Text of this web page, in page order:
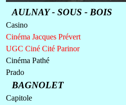
AULNAY - SOUS - BOIS
Casino
Cinéma Jacques Prévert
UGC Ciné Cité Parinor
Cinéma Pathé
Prado
BAGNOLET
Capitole